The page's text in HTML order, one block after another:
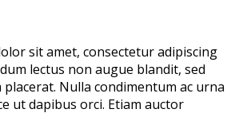
sit amet, consectetur adipiscing
lectus non augue blandit, sed
Nulla condimentum ac urna
ut dapibus orci. Etiam auctor